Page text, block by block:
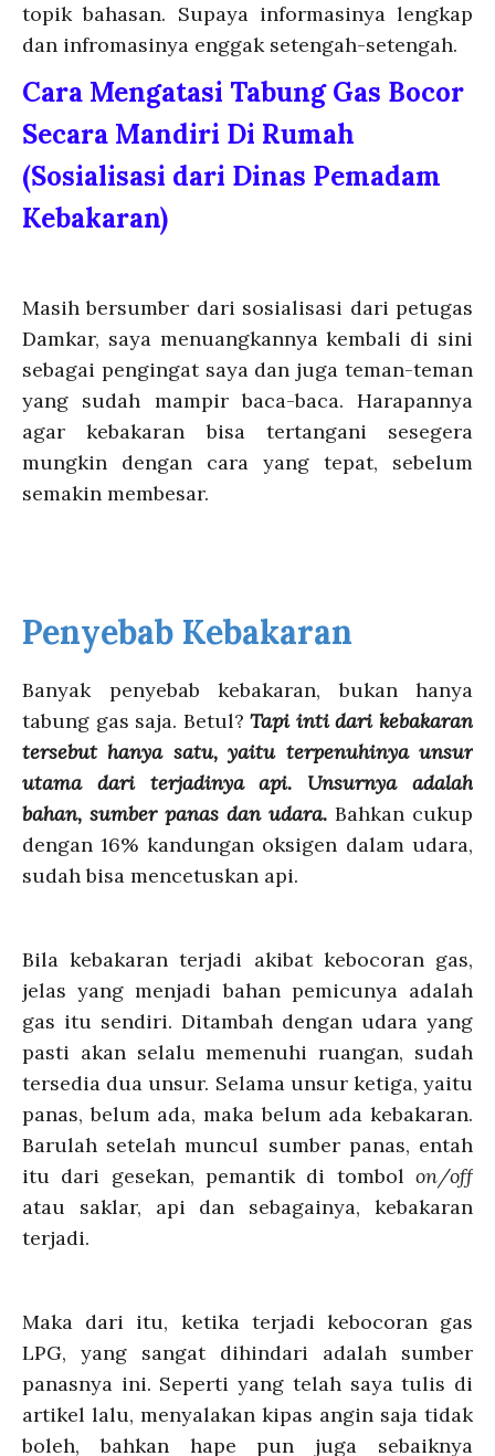
topik bahasan. Supaya informasinya lengkap
dan infromasinya enggak setengah-setengah.
Cara Mengatasi Tabung Gas Bocor
Secara Mandiri Di Rumah
(Sosialisasi dari Dinas Pemadam
Kebakaran)
Masih bersumber dari sosialisasi dari petugas
Damkar, saya menuangkannya kembali di sini
sebagai pengingat saya dan juga teman-teman
yang sudah mampir baca-baca. Harapannya
agar kebakaran bisa tertangani sesegera
mungkin dengan cara yang tepat, sebelum
semakin membesar.
Penyebab Kebakaran
Banyak penyebab kebakaran, bukan hanya
tabung gas saja. Betul?Tapi inti dari kebakaran
tersebut hanya satu, yaitu terpenuhinya unsur
utama dari terjadinya api. Unsurnya adalah
bahan, sumber panas dan udara. Bahkan cukup
dengan 16% kandungan oksigen dalam udara,
sudah bisa mencetuskan api.
Bila kebakaran terjadi akibat kebocoran gas,
jelas yang menjadi bahan pemicunya adalah
gas itu sendiri. Ditambah dengan udara yang
pasti akan selalu memenuhi ruangan, sudah
tersedia dua unsur. Selama unsur ketiga, yaitu
panas, belum ada, maka belum ada kebakaran.
Barulah setelah muncul sumber panas, entah
itu dari gesekan, pemantik di tombol on/off
atau saklar, api dan sebagainya, kebakaran
terjadi.
Maka dari itu, ketika terjadi kebocoran gas
LPG, yang sangat dihindari adalah sumber
panasnya ini. Seperti yang telah saya tulis di
artikel lalu, menyalakan kipas angin saja tidak
boleh, bahkan hape pun juga sebaiknya